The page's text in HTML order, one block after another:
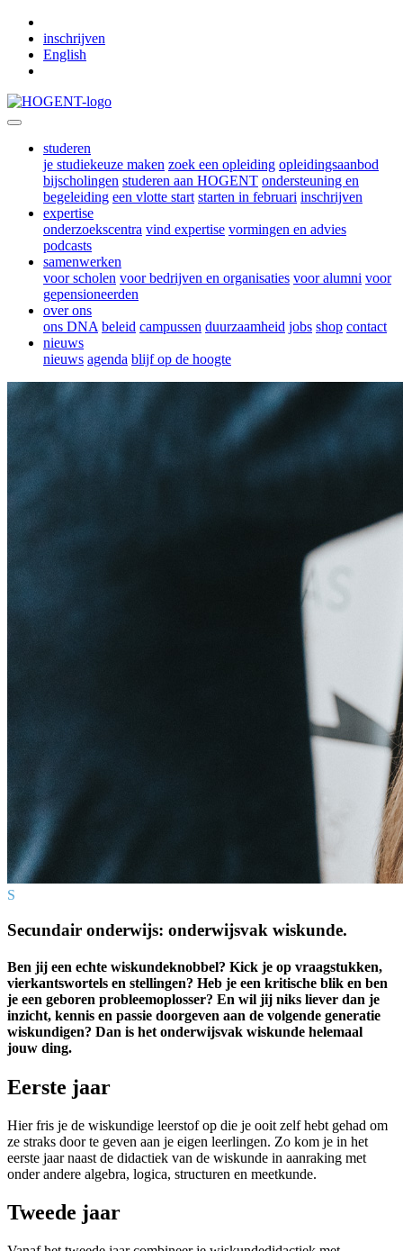
inschrijven
English
studeren
je studiekeuze maken zoek een opleiding opleidingsaanbod
bijscholingen studeren aan HOGENT ondersteuning en
begeleiding een vlotte start starten in februari inschrijven
expertise
onderzoekscentra vind expertise vormingen en advies
podcasts
samenwerken
voor scholen voor bedrijven en organisaties voor alumni voor
gepensioneerden
over ons
ons DNA beleid campussen duurzaamheid jobs shop contact
nieuws
nieuws agenda blijf op de hoogte
S
Secundair onderwijs: onderwijsvak wiskunde.
Ben jij een echte wiskundeknobbel? Kick je op vraagstukken,
vierkantswortels en stellingen? Heb je een kritische blik en ben
je een geboren probleemoplosser? En wil jij niks liever dan je
inzicht, kennis en passie doorgeven aan de volgende generatie
wiskundigen? Dan is het onderwijsvak wiskunde helemaal
jouw ding.
Eerste jaar
Hier fris je de wiskundige leerstof op die je ooit zelf hebt gehad om
ze straks door te geven aan je eigen leerlingen. Zo kom je in het
eerste jaar naast de didactiek van de wiskunde in aanraking met
onder andere algebra, logica, structuren en meetkunde.
Tweede jaar